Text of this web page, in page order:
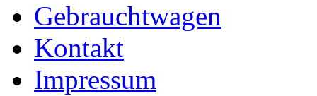
Gebrauchtwagen
Kontakt
Impressum